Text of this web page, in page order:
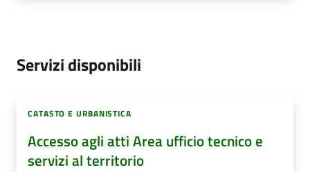
Servizi disponibili
CATASTO E URBANISTICA
Accesso agli atti Area ufficio tecnico e
servizi al territorio